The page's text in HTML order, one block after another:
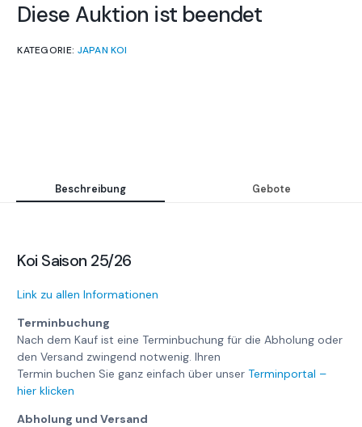
Diese Auktion ist beendet
KATEGORIE: JAPAN KOI
Beschreibung Gebote
Koi Saison 25/26
Link zu allen Informationen
Terminbuchung
Nach dem Kauf ist eine Terminbuchung für die Abholung oder
den Versand zwingend notwenig. Ihren
Termin buchen Sie ganz einfach über unserTerminportal –
hier klicken
Abholung und Versand